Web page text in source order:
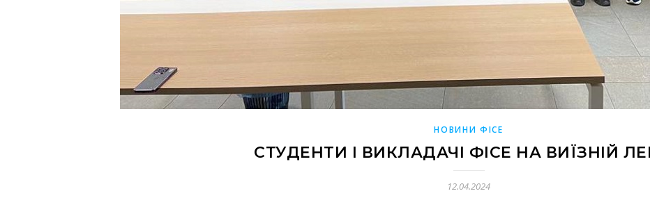
НОВИНИ ФІСЕ
СТУДЕНТИ І ВИКЛАДАЧІ ФІСЕ НА ВИЇЗНІЙ
12.04.2024